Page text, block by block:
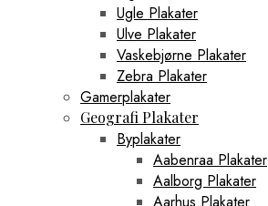
Ugle Plakater
Ulve Plakater
Vaskebjørne Plakater
Zebra Plakater
Gamerplakater
Geografi Plakater
Byplakater
Aabenraa Plakater
Aalborg Plakater
Aarhus Plakater